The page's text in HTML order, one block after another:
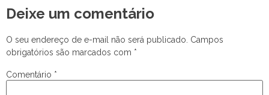
Deixe um comentário
O seu endereço de e-mail não será publicado. Campos
obrigatórios são marcados com *
Comentário *